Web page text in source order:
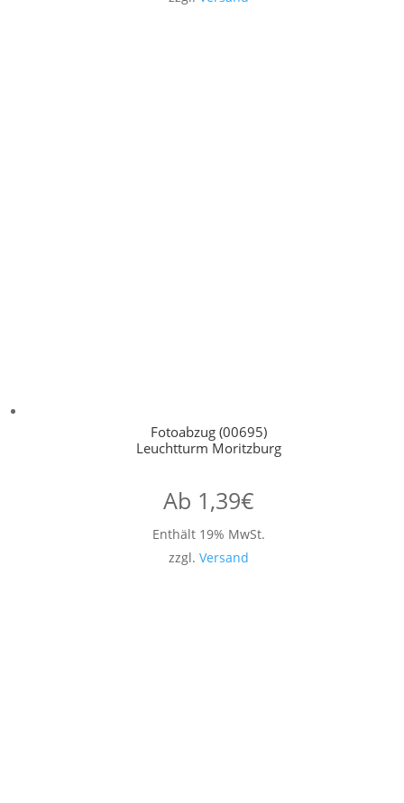
Fotoabzug (00695)
Leuchtturm Moritzburg
Ab 1,39€
Enthält 19% MwSt.
zzgl. Versand